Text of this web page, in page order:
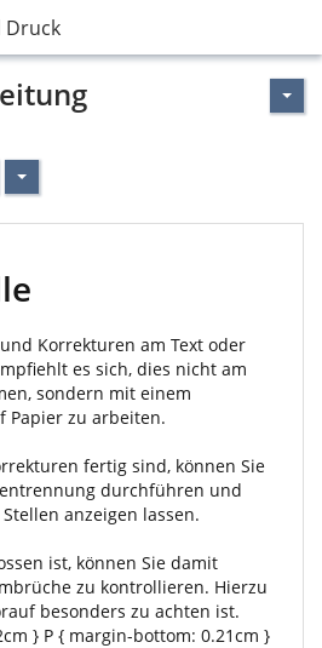
Druck
Korrekturen am Text oder
es sich, dies nicht am
sondern mit einem
Papier zu arbeiten.
fertig sind, können Sie
durchführen und
anzeigen lassen.
ist, können Sie damit
zu kontrollieren. Hierzu
besonders zu achten ist.
} P { margin-bottom: 0.21cm }